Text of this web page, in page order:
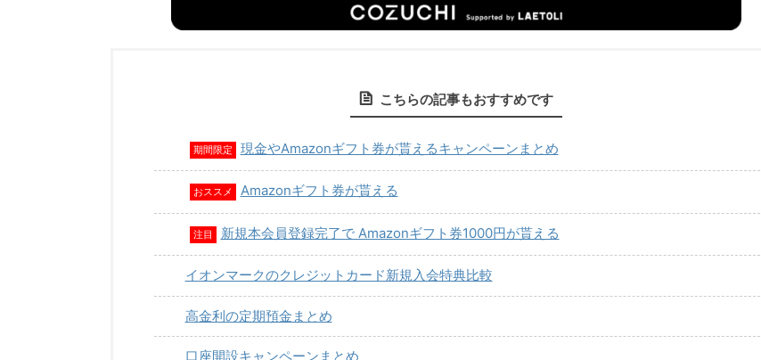
こちらの記事もおすすめです
期間限定 現金やAmazonギフト券が貰えるキャンペーンまとめ
おススメ Amazonギフト券が貰える
注目 新規本会員登録完了で Amazonギフト券1000円が貰える
イオンマークのクレジットカード新規入会特典比較
高金利の定期預金まとめ
口座開設キャンペーンまとめ